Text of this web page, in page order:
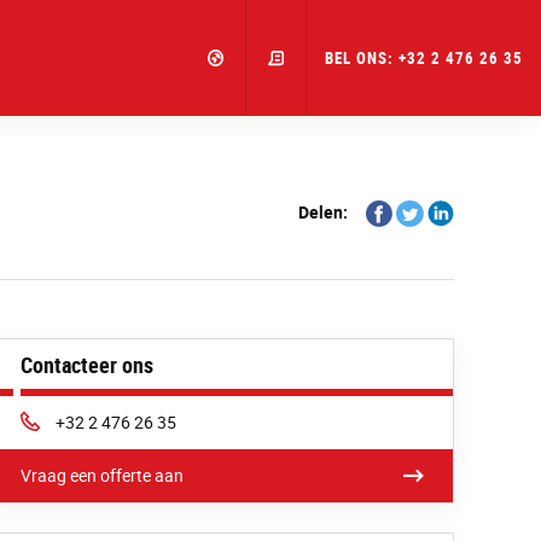
BEL ONS: +32 2 476 26 35
Delen:
Share
on
Share
on
Share
Contacteer ons
Phone:
+32 2 476 26 35
Vraag een offerte aan